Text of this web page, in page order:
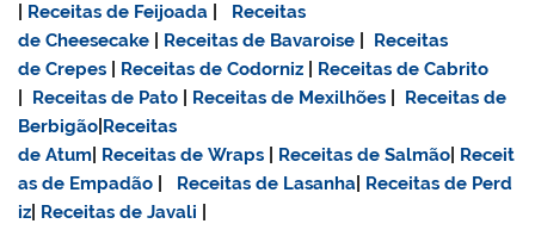
Receitas de Feijoada
Receitas
de Cheesecake
Receitas de Bavaroise
Receitas
de Crepes
Receitas de Codorniz
Receitas de Cabrito
Receitas de Pato Receitas de Mexilhões
Receitas de
Berbigão Receitas
de Atum Receitas de Wraps Receitas de Salmão Receit
as de Empadão
Receitas de Lasanha Receitas de Perd
iz Receitas de Javali